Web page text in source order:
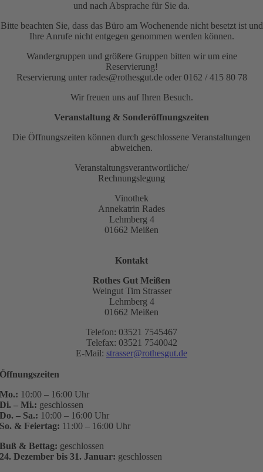
und nach Absprache für Sie da.
Bitte beachten Sie, dass das Büro am Wochenende nicht besetzt ist und
Ihre Anrufe nicht entgegen genommen werden können.
Wandergruppen und größere Gruppen bitten wir um eine
Reservierung!
Reservierung unter rades@rothesgut.de oder 0162 / 415 80 78
Wir freuen uns auf Ihren Besuch.
Veranstaltung & Sonderöffnungszeiten
Die Öffnungszeiten können durch geschlossene Veranstaltungen
abweichen.
Veranstaltungsverantwortliche/
Rechnungslegung
Vinothek
Annekatrin Rades
Lehmberg 4
01662 Meißen
Kontakt
Rothes Gut Meißen
Weingut Tim Strasser
Lehmberg 4
01662 Meißen
Telefon: 03521 7545467
Telefax: 03521 7540042
E-Mail: strasser@rothesgut.de
Öffnungszeiten
Mo.: 10:00 – 16:00 Uhr
Di. – Mi.: geschlossen
Do. – Sa.: 10:00 – 16:00 Uhr
So. & Feiertag: 11:00 – 16:00 Uhr
Buß & Bettag: geschlossen
24. Dezember bis 31. Januar: geschlossen